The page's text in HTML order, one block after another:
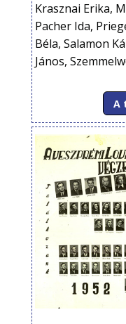
Krasznai Erika,
Pacher Ida,
Béla, Salamon
János,
A